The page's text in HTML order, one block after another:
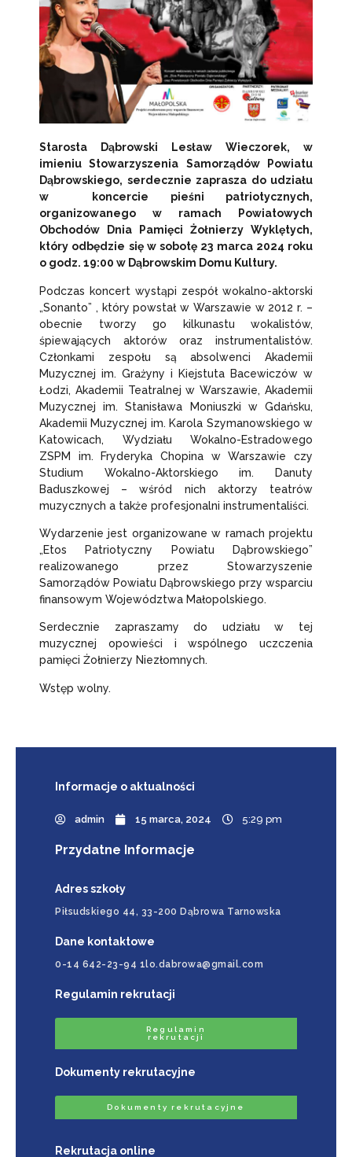
Starosta Dąbrowski Lesław Wieczorek, w
imieniu Stowarzyszenia Samorządów Powiatu
Dąbrowskiego, serdecznie zaprasza do udziału
w koncercie pieśni patriotycznych,
organizowanego w ramach Powiatowych
Obchodów Dnia Pamięci Żołnierzy Wyklętych,
który odbędzie się w sobotę 23 marca 2024 roku
o godz. 19:00 w Dąbrowskim Domu Kultury.
Podczas koncert wystąpi zespół wokalno-aktorski
„Sonanto” , który powstał w Warszawie w 2012 r. –
obecnie tworzy go kilkunastu wokalistów,
śpiewających aktorów oraz instrumentalistów.
Członkami zespołu są absolwenci Akademii
Muzycznej im. Grażyny i Kiejstuta Bacewiczów w
Łodzi, Akademii Teatralnej w Warszawie, Akademii
Muzycznej im. Stanisława Moniuszki w Gdańsku,
Akademii Muzycznej im. Karola Szymanowskiego w
Katowicach, Wydziału Wokalno-Estradowego
ZSPM im. Fryderyka Chopina w Warszawie czy
Studium Wokalno-Aktorskiego im. Danuty
Baduszkowej – wśród nich aktorzy teatrów
muzycznych a także profesjonalni instrumentaliści.
Wydarzenie jest organizowane w ramach projektu
„Etos Patriotyczny Powiatu Dąbrowskiego”
realizowanego przez Stowarzyszenie
Samorządów Powiatu Dąbrowskiego przy wsparciu
finansowym Województwa Małopolskiego.
Serdecznie zapraszamy do udziału w tej
muzycznej opowieści i wspólnego uczczenia
pamięci Żołnierzy Niezłomnych.
Wstęp wolny.
Informacje o aktualności
admin 15 marca, 2024 5:29 pm
Przydatne Informacje
Adres szkoły
Piłsudskiego 44, 33-200 Dąbrowa Tarnowska
Dane kontaktowe
0-14 642-23-94 1lo.dabrowa@gmail.com
Regulamin rekrutacji
Regulamin
rekrutacji
Dokumenty rekrutacyjne
Dokumenty rekrutacyjne
Rekrutacja online